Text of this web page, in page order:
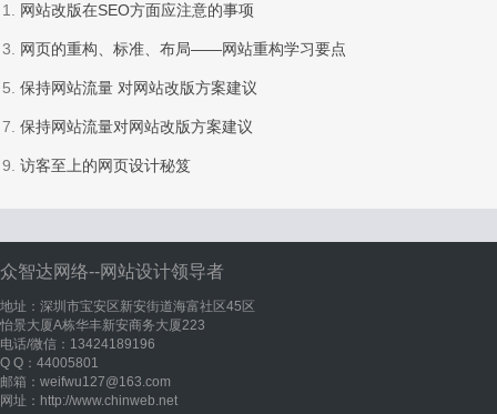
1. 网站改版在SEO方面应注意的事项
3. 网页的重构、标准、布局——网站重构学习要点
5. 保持网站流量 对网站改版方案建议
7. 保持网站流量对网站改版方案建议
9. 访客至上的网页设计秘笈
众智达网络--网站设计领导者
地址：深圳市宝安区新安街道海富社区45区
怡景大厦A栋华丰新安商务大厦223
电话/微信：13424189196
Q Q：44005801
邮箱：weifwu127@163.com
网址：http://www.chinweb.net